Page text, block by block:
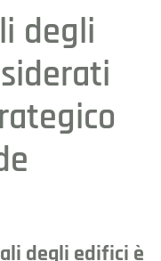
degli
degli edifici è